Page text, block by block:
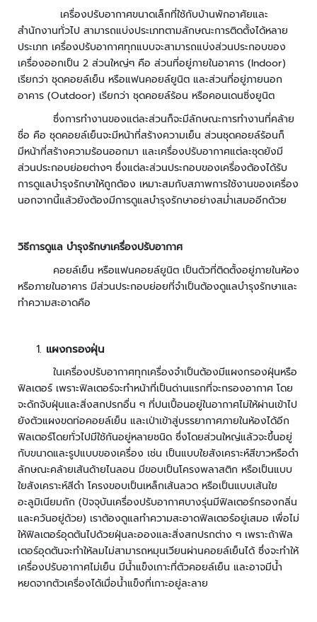
ว
ง
จ
ร
ปิ
ด
ะ
บ
บ
ต
ร
ส
บ
ค
ว
ป
อ
ด
ภั
ย
เ
ค
อ
ง
ต
ร
ว
จ
เครื่องปรับอากาศขนาดเล็กที่ใช้กับบ้านพักอาศัยและ
สำนักงานทั่วไป สามารถแบ่งประเภทตามลักษณะการติดตั้งได้หลาย
ประเภท เครื่องปรับอากาศทุกแบบจะสามารถแบ่งส่วนประกอบของ
เครื่องออกเป็น 2 ส่วนใหญ่ๆ คือ ส่วนที่อยู่ภายในอาคาร (Indoor)
เรียกว่า ชุดคอยล์เย็น หรือแฟนคอยล์ยูนิต และส่วนที่อยู่ภายนอก
อาคาร (Outdoor) เรียกว่า ชุดคอยล์ร้อน หรือคอนเดนซิ่งยูนิต
ซึ่งการทำงานของแต่ละส่วนก็จะมีลักษณะการทำงานที่คล้าย
ชื่อ คือ ชุดคอยล์เย็นจะมีหน้าที่สร้างความเย็น ส่วนชุดคอยล์ร้อนก็
มีหน้าที่สร้างความร้อนออกมา และเครื่องปรับอากาศแต่ละชุดยังมี
ส่วนประกอบย่อยต่างๆ ซึ่งแต่ละส่วนประกอบของเครื่องต้องได้รับ
การดูแลบำรุงรักษาให้ถูกต้อง เหมาะสมกับสภาพการใช้งานของเครื่อง
นอกจากนี้แล้วยังต้องมีการดูแลบำรุงรักษาอย่างสม่ำเสมออีกด้วย
วิธีการดูแล บำรุงรักษาเครื่องปรับอากาศ
คอยล์เย็น หรือแฟนคอยล์ยูนิต เป็นตัวที่ติดตั้งอยู่ภายในห้อง
หรือภายในอาคาร มีส่วนประกอบย่อยที่จำเป็นต้องดูแลบำรุงรักษาและ
ทำความสะอาดคือ
แผงกรองฝุ่น
ในเครื่องปรับอากาศทุกเครื่องจำเป็นต้องมีแผงกรองฝุ่นหรือ
ฟิลเตอร์ เพราะฟิลเตอร์จะทำหน้าที่เป็นด่านแรกที่จะกรองอากาศ โดย
จะดักจับฝุ่นและสิ่งสกปรกอื่น ๆ ที่ปนเปื้อนอยู่ในอากาศไม่ให้ผ่านเข้าไป
ยังตัวแผงขดท่อคอยล์เย็น และเป่าเข้าสู่บรรยากาศภายในห้องได้อีก
ฟิลเตอร์โดยทั่วไปมีใช้กันอยู่หลายชนิด ซึ่งโดยส่วนใหญ่แล้วจะขึ้นอยู่
กับขนาดและรูปแบบของเครื่อง เช่น เป็นแบบใยสังเคราะห์สีขาวหรือดำ
ลักษณะคล้ายเส้นด้ายไนลอน มีขอบเป็นโครงพลาสติก หรือเป็นแบบ
ใยสังเคราะห์สีดำ โครงขอบเป็นเหล็กเส้นลวด หรือเป็นแบบเส้นใย
อะลูมิเนียมถัก (ปัจจุบันเครื่องปรับอากาศบางรุ่นมีฟิลเตอร์กรองกลิ่น
และควันอยู่ด้วย) เราต้องดูแลทำความสะอาดฟิลเตอร์อยู่เสมอ เพื่อไม่
ให้ฟิลเตอร์อุดตันไปด้วยฝุ่นละอองและสิ่งสกปรกต่าง ๆ เพราะถ้าฟิล
เตอร์อุดตันจะทำให้ลมไม่สามารถหมุนเวียนผ่านคอยล์เย็นได้ ซึ่งจะทำให้
เครื่องปรับอากาศไม่เย็น มีน้ำแข็งเกาะที่ตัวคอยล์เย็น และอาจมีน้ำ
หยดจากตัวเครื่องได้เมื่อน้ำแข็งที่เกาะอยู่ละลาย